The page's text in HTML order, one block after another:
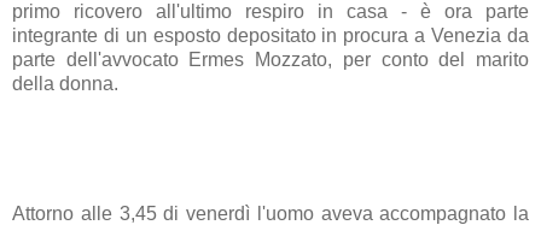
primo ricovero all'ultimo respiro in casa - è ora parte
integrante di un esposto depositato in procura a Venezia da
parte dell'avvocato Ermes Mozzato, per conto del marito
della donna.
Attorno alle 3,45 di venerdì l'uomo aveva accompagnato la